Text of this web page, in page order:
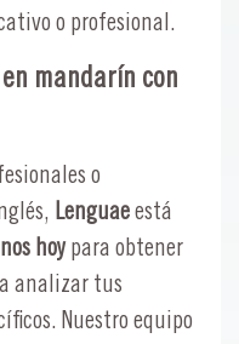
o profesional.
mandarín con
o
Lenguae está
hoy para obtener
analizar tus
Nuestro equipo